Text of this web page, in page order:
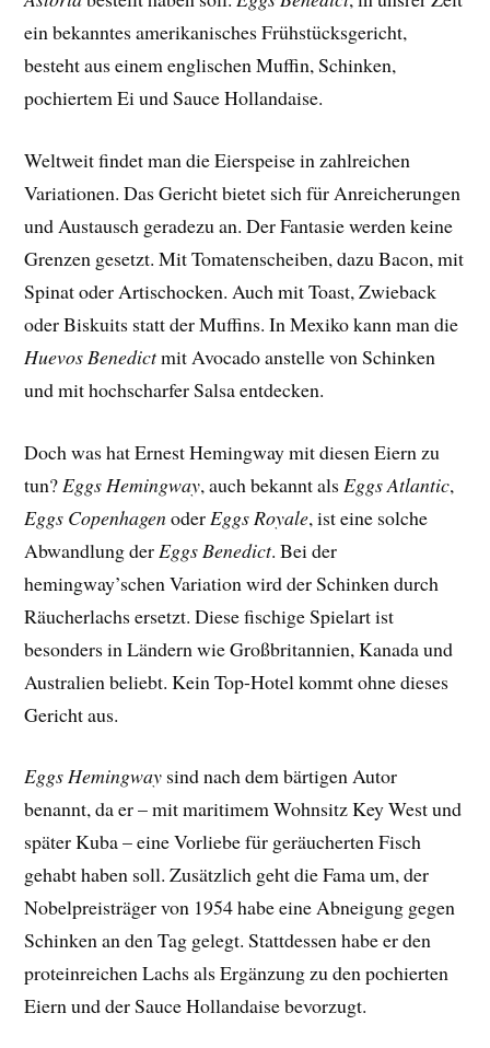
ein bekanntes amerikanisches Frühstücksgericht,
besteht aus einem englischen Muffin, Schinken,
pochiertem Ei und Sauce Hollandaise.
Weltweit findet man die Eierspeise in zahlreichen
Variationen. Das Gericht bietet sich für Anreicherungen
und Austausch geradezu an. Der Fantasie werden keine
Grenzen gesetzt. Mit Tomatenscheiben, dazu Bacon, mit
Spinat oder Artischocken. Auch mit Toast, Zwieback
oder Biskuits statt der Muffins. In Mexiko kann man die
Huevos Benedictmit Avocado anstelle von Schinken
und mit hochscharfer Salsa entdecken.
Doch was hat Ernest Hemingway mit diesen Eiern zu
tun? Eggs Hemingway, auch bekannt als Eggs Atlantic,
Eggs Copenhagenoder Eggs Royale, ist eine solche
Abwandlung der Eggs Benedict. Bei der
hemingway’schen Variation wird der Schinken durch
Räucherlachs ersetzt. Diese fischige Spielart ist
besonders in Ländern wie Großbritannien, Kanada und
Australien beliebt. Kein Top-Hotel kommt ohne dieses
Gericht aus.
Eggs Hemingway sind nach dem bärtigen Autor
benannt, da er – mit maritimem Wohnsitz Key West und
später Kuba – eine Vorliebe für geräucherten Fisch
gehabt haben soll. Zusätzlich geht die Fama um, der
Nobelpreisträger von 1954 habe eine Abneigung gegen
Schinken an den Tag gelegt. Stattdessen habe er den
proteinreichen Lachs als Ergänzung zu den pochierten
Eiern und der Sauce Hollandaise bevorzugt.